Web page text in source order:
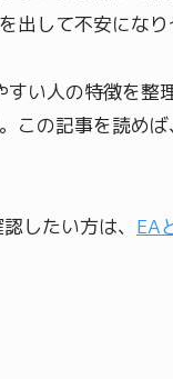
出して不安になり
い人の特徴を
この記事を読め
したい方は、 EA